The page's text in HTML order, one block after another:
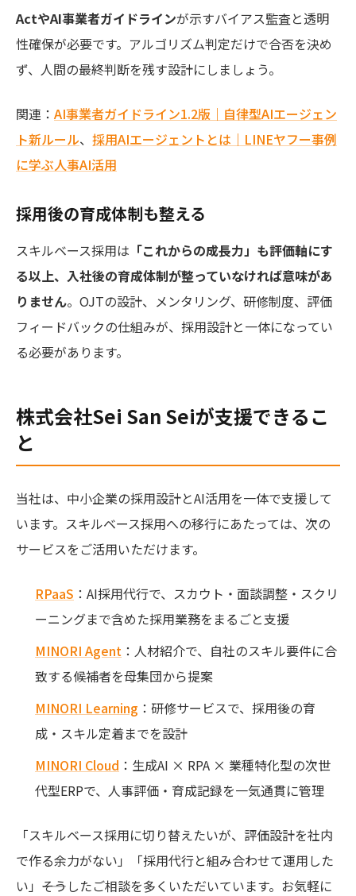
ActやAI事業者ガイドラインが示すバイアス監査と透明
性確保が必要です。アルゴリズム判定だけで合否を決め
ず、人間の最終判断を残す設計にしましょう。
関連： AI事業者ガイドライン1.2版｜自律型AIエージェン
ト新ルール、 採用AIエージェントとは｜LINEヤフー事例
に学ぶ人事AI活用
採用後の育成体制も整える
スキルベース採用は 「これからの成長力」も評価軸にす
る以上、入社後の育成体制が整っていなければ意味があ
りません。OJTの設計、メンタリング、研修制度、評価
フィードバックの仕組みが、採用設計と一体になってい
る必要があります。
株式会社Sei San Seiが支援できるこ
と
当社は、中小企業の採用設計とAI活用を一体で支援して
います。スキルベース採用への移行にあたっては、次の
サービスをご活用いただけます。
RPaaS ：AI採用代行で、スカウト・面談調整・スクリ
ーニングまで含めた採用業務をまるごと支援
MINORI Agent ：人材紹介で、自社のスキル要件に合
致する候補者を母集団から提案
MINORI Learning ：研修サービスで、採用後の育
成・スキル定着までを設計
MINORI Cloud ：生成AI × RPA × 業種特化型の次世
代型ERPで、人事評価・育成記録を一気通貫に管理
「スキルベース採用に切り替えたいが、評価設計を社内
で作る余力がない」「採用代行と組み合わせて運用した
い」――そうしたご相談を多くいただいています。お気軽に